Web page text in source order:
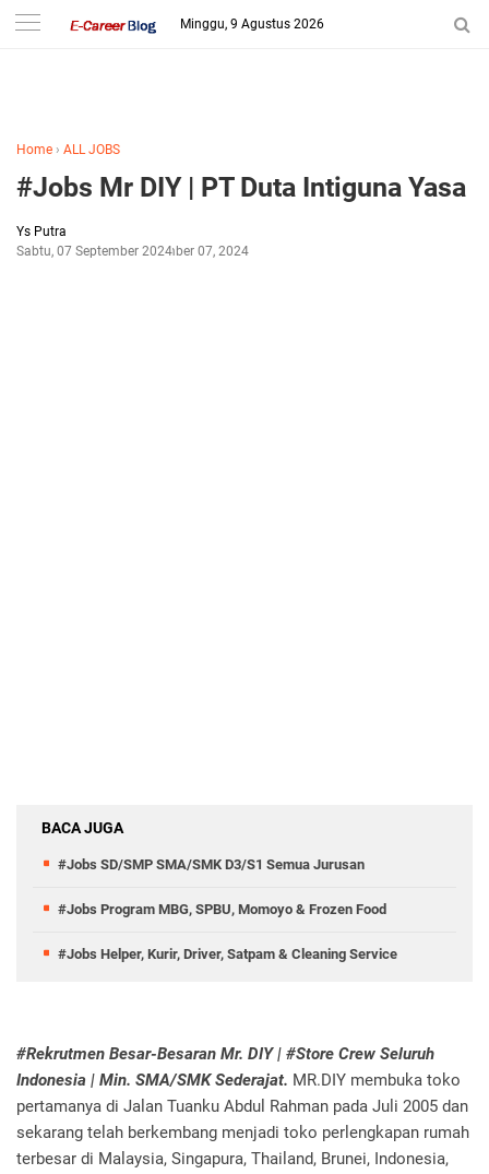
-->
Minggu, 9 Agustus 2026
Home › ALL JOBS
#Jobs Mr DIY | PT Duta Intiguna Yasa
Ys Putra
Sabtu, 07 September 2024September 07, 2024
BACA JUGA
#Jobs SD/SMP SMA/SMK D3/S1 Semua Jurusan
#Jobs Program MBG, SPBU, Momoyo & Frozen Food
#Jobs Helper, Kurir, Driver, Satpam & Cleaning Service
#Rekrutmen Besar-Besaran Mr. DIY | #Store Crew Seluruh
Indonesia | Min. SMA/SMK Sederajat. MR.DIY membuka toko
pertamanya di Jalan Tuanku Abdul Rahman pada Juli 2005 dan
sekarang telah berkembang menjadi toko perlengkapan rumah
terbesar di Malaysia, Singapura, Thailand, Brunei, Indonesia,